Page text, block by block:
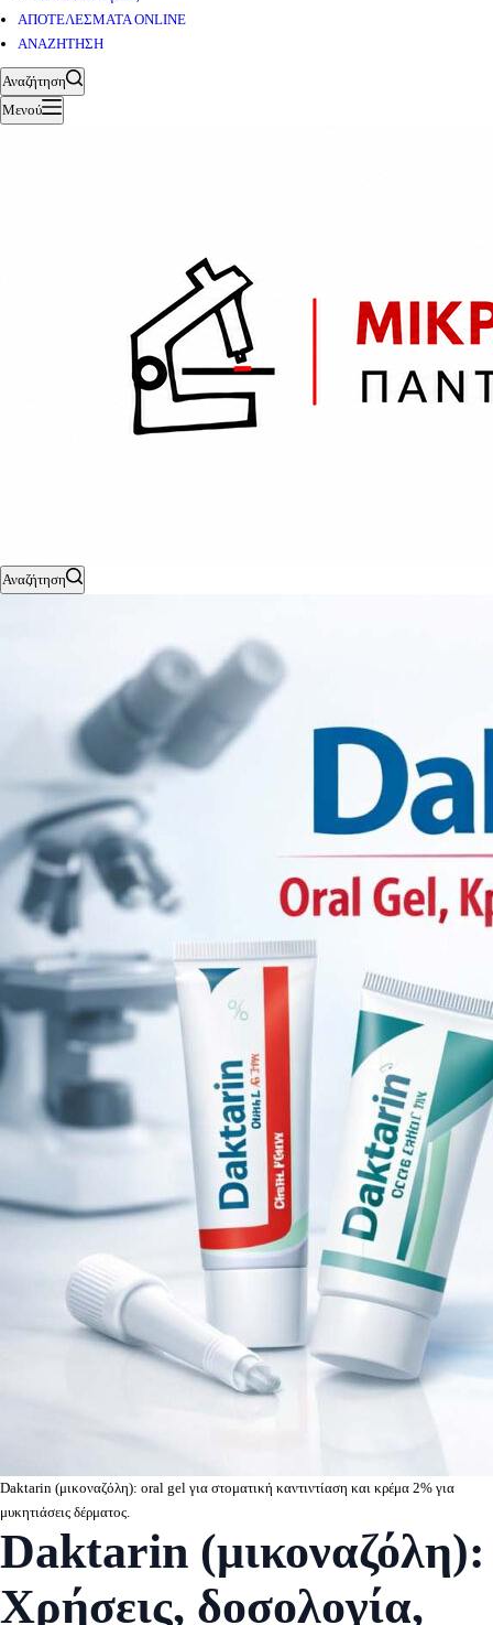
ΑΠΟΤΕΛΕΣΜΑΤΑ ONLINE
ΑΝΑΖΗΤΗΣΗ
Αναζήτηση
Μενού
Αναζήτηση
Daktarin (μικοναζόλη): oral gel για στοματική καντιντίαση και κρέμα 2% για
μυκητιάσεις δέρματος.
Daktarin (μικοναζόλη):
Χρήσεις, δοσολογία,